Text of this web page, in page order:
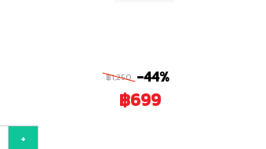
฿1,250 -44%
฿699
+